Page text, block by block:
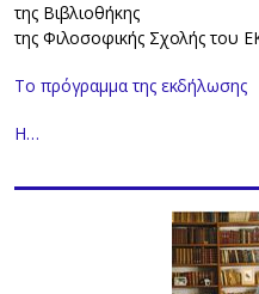
της Βιβλιοθήκης
της Φιλοσοφικής Σχολής του
Το πρόγραμμα της εκδήλωσης
Η…